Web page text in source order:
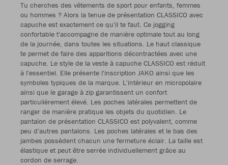
Tu cherches des vêtements de sport pour enfants, femmes
ou hommes ? Alors la tenue de présentation CLASSICO avec
capuche est exactement ce qu'il te faut. Ce jogging
confortable t'accompagne de manière optimale tout au long
de la journée, dans toutes les situations. Le haut classique
te permet de faire des apparitions décontractées avec une
capuche. Le style de la veste à capuche CLASSICO est réduit
à l'essentiel. Elle présente l'inscription JAKO ainsi que les
symboles typiques de la marque. L'intérieur en micropolaire
ainsi que le garage à zip garantissent un confort
particulièrement élevé. Les poches latérales permettent de
ranger de manière pratique les objets du quotidien. Le
pantalon de présentation CLASSICO est polyvalent, comme
peu d'autres pantalons. Les poches latérales et le bas des
jambes possèdent chacun une fermeture éclair. La taille est
élastique et peut être serrée individuellement grâce au
cordon de serrage.